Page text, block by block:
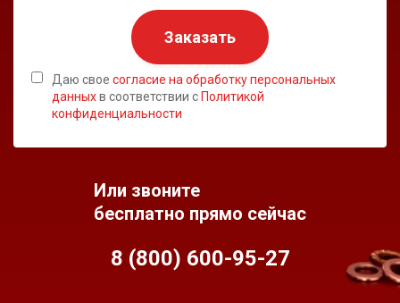
Заказать
Даю свое согласие на обработку персональных
данныхв соответствии с Политикой
конфиденциальности
Или звоните
бесплатно прямо сейчас
8 (800) 600-95-27